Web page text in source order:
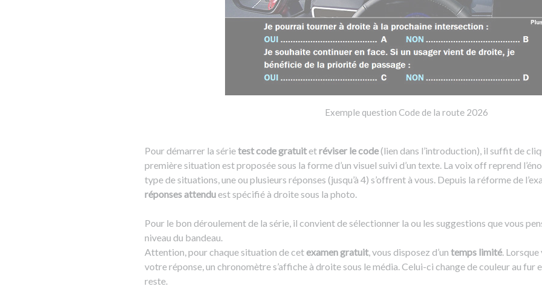
Exemple question Code de la route 2026
Pour démarrer la sérietest code gratuitetréviser le code(lien dans l’introduction), il suffit de
première situation est proposée sous la forme d’un visuel suivi d’un texte. La voix off reprend
type de situations, une ou plusieurs réponses (jusqu’à 4) s’offrent à vous. Depuis la réforme de
réponses attenduest spécifié à droite sous la photo.
Pour le bon déroulement de la série, il convient de sélectionner la ou les suggestions que vous
niveau du bandeau.
Attention, pour chaque situation de cetexamen gratuit, vous disposez d’un temps limité.
votre réponse, un chronomètre s’affiche à droite sous le média. Celui-ci change de couleur au fur
reste.